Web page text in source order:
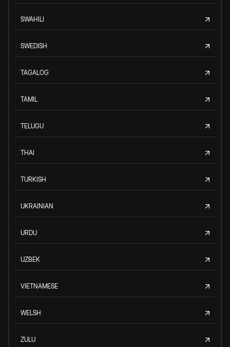
SWAHILI
SWEDISH
TAGALOG
TAMIL
TELUGU
THAI
TURKISH
UKRAINIAN
URDU
UZBEK
VIETNAMESE
WELSH
ZULU